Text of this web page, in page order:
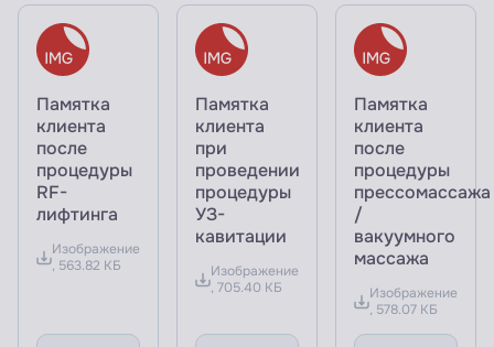
Памятка
клиента
после
процедуры
RF-
лифтинга
Изображение
, 563.82 КБ
Памятка
клиента
при
проведении
процедуры
УЗ-
кавитации
Изображение
, 705.40 КБ
Памятка
клиента
после
процедуры
прессомассажа
/
вакуумного
массажа
Изображение
, 578.07 КБ